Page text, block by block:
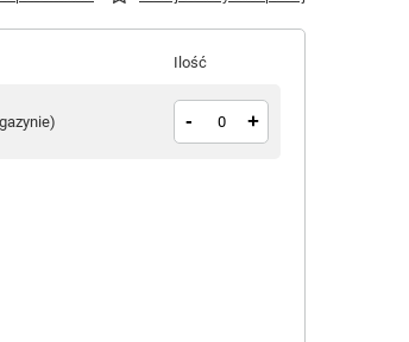
Ilość
) - +